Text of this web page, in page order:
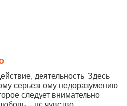
деятельность. Здесь
серьезному недоразумению
следует внимательно
– не чувство...